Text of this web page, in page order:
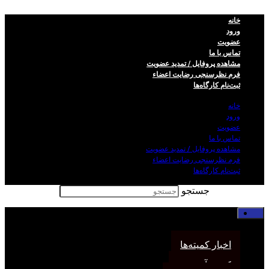
خانه
ورود
عضویت
تماس با ما
مشاهده پروفایل / تمدید عضویت
فرم نظر‌سنجی رضایت اعضاء
ثبت‌نام کارگاه‌ها
خانه
ورود
عضویت
تماس با ما
مشاهده پروفایل / تمدید عضویت
فرم نظر‌سنجی رضایت اعضاء
ثبت‌نام کارگاه‌ها
جستجو
اخبار کمیته‌ها
کمیته آموزش